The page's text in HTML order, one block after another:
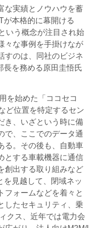
な実績とノウハウを蓄
が本格的に幕開ける
いう概念が注目され始
々な事例を手掛けなが
すのは、同社のビジネ
長を務める原田圭悟氏
を始めた「ココセコ
ど位置を特定するセン
き、いざという時に備
で、ここでのデータ通
る。その後も、自動車
とする車載機器に通信
創出する取り組みなど
を見越して、閉域ネッ
フォームなどを着々と
したセキュリティ、乗
クス、近年では電力会